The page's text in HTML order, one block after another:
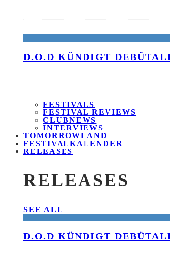
D.O.D KÜNDIGT
FESTIVALS
FESTIVAL REVIEWS
CLUBNEWS
INTERVIEWS
TOMORROWLAND
FESTIVALKALENDER
RELEASES
RELEASES
SEE ALL
D.O.D KÜNDIGT